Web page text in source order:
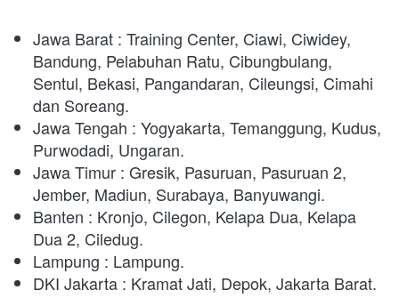
Jawa Barat : Training Center, Ciawi, Ciwidey,
Bandung, Pelabuhan Ratu, Cibungbulang,
Sentul, Bekasi, Pangandaran, Cileungsi, Cimahi
dan Soreang.
Jawa Tengah : Yogyakarta, Temanggung, Kudus,
Purwodadi, Ungaran.
Jawa Timur : Gresik, Pasuruan, Pasuruan 2,
Jember, Madiun, Surabaya, Banyuwangi.
Banten : Kronjo, Cilegon, Kelapa Dua, Kelapa
Dua 2, Ciledug.
Lampung : Lampung.
DKI Jakarta : Kramat Jati, Depok, Jakarta Barat.